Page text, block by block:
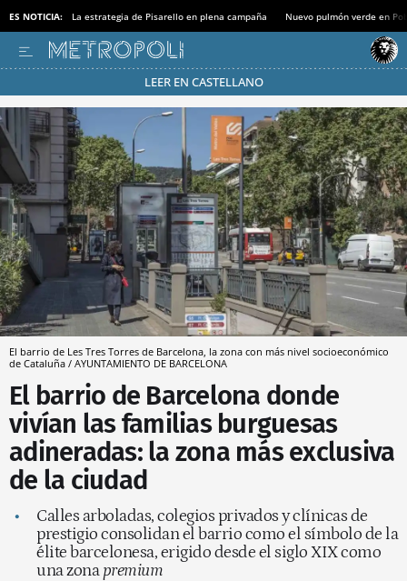
ES NOTICIA: La estrategia de Pisarello en plena campaña Nuevo pulmón verde en
LEER EN CASTELLANO
Pásate al MODO AHORRO
El barrio de Les Tres Torres de Barcelona, la zona con más nivel socioeconómico
de Cataluña / AYUNTAMIENTO DE BARCELONA
El barrio de Barcelona donde
vivían las familias burguesas
adineradas: la zona más exclusiva
de la ciudad
Calles arboladas, colegios privados y clínicas de
prestigio consolidan el barrio como el símbolo de la
élite barcelonesa, erigido desde el siglo XIX como
una zonapremium